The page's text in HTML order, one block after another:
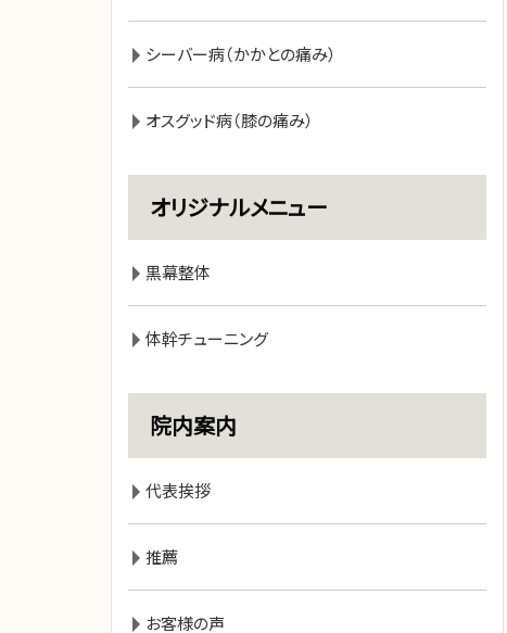
シーバー病（かかとの痛み）
オスグッド病（膝の痛み）
オリジナルメニュー
黒幕整体
体幹チューニング
院内案内
代表挨拶
推薦
お客様の声